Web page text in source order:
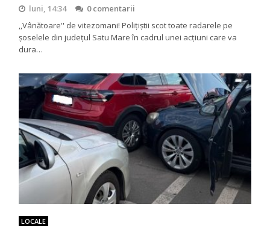
luni, 14:34
0 comentarii
,,Vânătoare'' de vitezomani! Polițiștii scot toate radarele pe
șoselele din județul Satu Mare în cadrul unei acțiuni care va
dura…
LOCALE